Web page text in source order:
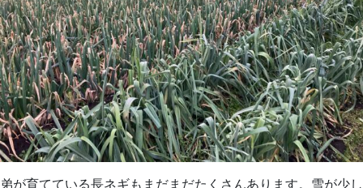
弟が育てている長ネギもまだまだたくさんあります。雪が少し